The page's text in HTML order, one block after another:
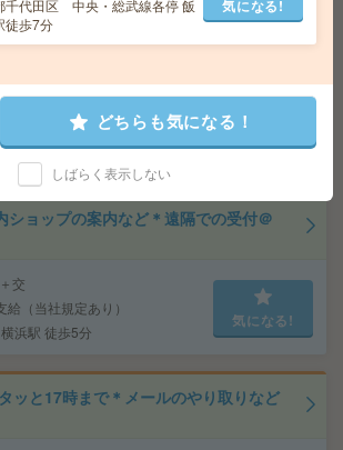
が可能な速払いサービスあり
市港北区 横浜線 新横浜駅徒歩
気になる!
ショップの案内など＊遠隔での受付＠
交
（当社規定あり）
浜駅 徒歩5分
気になる!
ッと17時まで＊メールのやり取りなど
千代田区 中央・総武線各停 飯
徒歩7分
気になる!
どちらも気になる！
しばらく表示しない